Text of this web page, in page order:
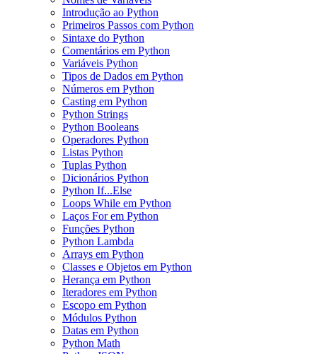
Introdução ao Python
Primeiros Passos com Python
Sintaxe do Python
Comentários em Python
Variáveis Python
Tipos de Dados em Python
Números em Python
Casting em Python
Python Strings
Python Booleans
Operadores Python
Listas Python
Tuplas Python
Dicionários Python
Python If...Else
Loops While em Python
Laços For em Python
Funções Python
Python Lambda
Arrays em Python
Classes e Objetos em Python
Herança em Python
Iteradores em Python
Escopo em Python
Módulos Python
Datas em Python
Python Math